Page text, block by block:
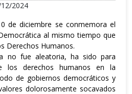
2024
de diciembre se conmemora el
al mismo tiempo que
Derechos Humanos.
no fue aleatoria, ha sido para
los derechos humanos en la
de gobiernos democráticos y
dolorosamente socavados